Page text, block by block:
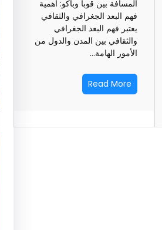
المسافة بين قوبا وباكو: أهمية
فهم البعد الجغرافي والثقافي
يعتبر فهم البعد الجغرافي
والثقافي بين المدن والدول من
الأمور الهامة…
Read More